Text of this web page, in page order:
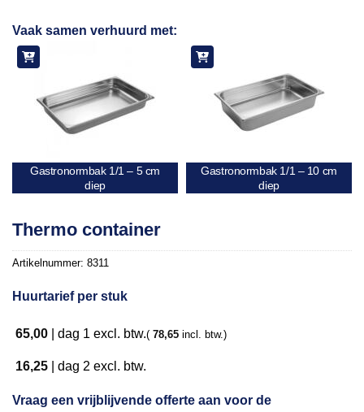
Vaak samen verhuurd met:
Gastronormbak 1/1 – 5 cm
diep
Gastronormbak 1/1 – 10 cm
diep
Thermo container
Artikelnummer: 8311
Huurtarief per stuk
65,00 dag 1 excl. btw.( 78,65 incl. btw.)
16,25 dag 2 excl. btw.
Vraag een vrijblijvende offerte aan voor de